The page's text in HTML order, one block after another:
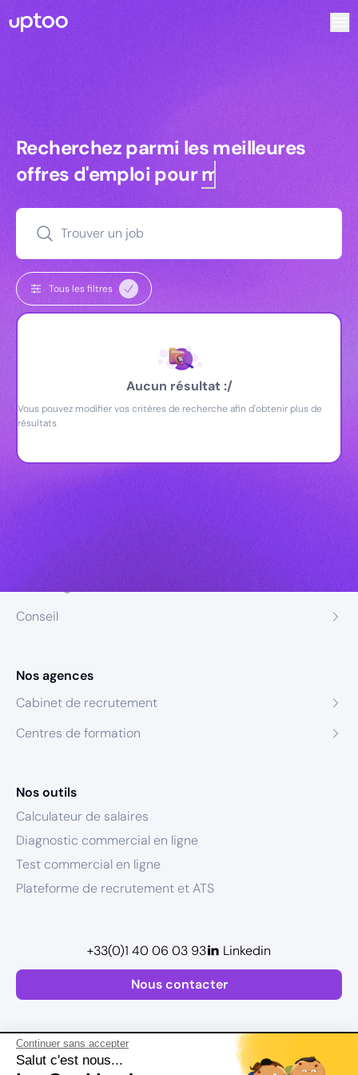
Continuer sans accepter
Salut c'est nous...
Recherchez parmi les meilleures
Recherchez parmi les meilleures
offres d'emploi pourmanagers
Trouver un job
Tous les filtres
Aucun résultat :/
Vous pouvez modifier vos critères de recherche afin d'obtenir plus de
résultats
Conseil
Nos agences
Cabinet de recrutement
Centres de formation
Nos outils
Calculateur de salaires
Diagnostic commercial en ligne
Test commercial en ligne
Plateforme de recrutement et ATS
Nous contacter
+33(0)1 40 06 03 93 Linkedin